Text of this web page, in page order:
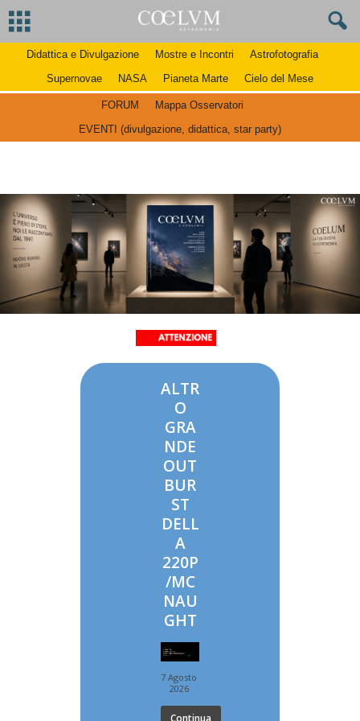
Didattica e Divulgazione Mostre e Incontri
Astrofotografia
Supernovae
NASA Pianeta Marte Cielo del Mese
FORUM
Mappa Osservatori
EVENTI (divulgazione, didattica, star party)
ALTR
O
GRA
NDE
OUT
BUR
ST
DELL
A
220P
/MC
NAU
GHT
7 Agosto
2026
Continua